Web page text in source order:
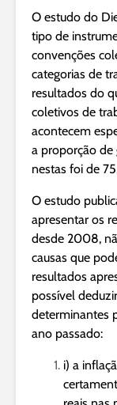
O estudo do
tipo de
convenções
categorias de
resultados do
coletivos de
acontecem
a proporção de
nestas foi de
O estudo
apresentar os
desde 2008,
causas que
resultados
possível
determinantes
ano passado:
i) a